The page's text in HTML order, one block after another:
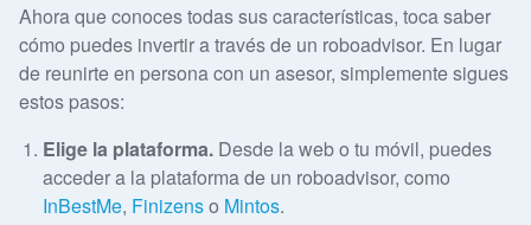
Ahora que conoces todas sus características, toca saber
cómo puedes invertir a través de un roboadvisor. En lugar
de reunirte en persona con un asesor, simplemente sigues
estos pasos:
Elige la plataforma. Desde la web o tu móvil, puedes
acceder a la plataforma de un roboadvisor, como
InBestMe, Finizenso Mintos.